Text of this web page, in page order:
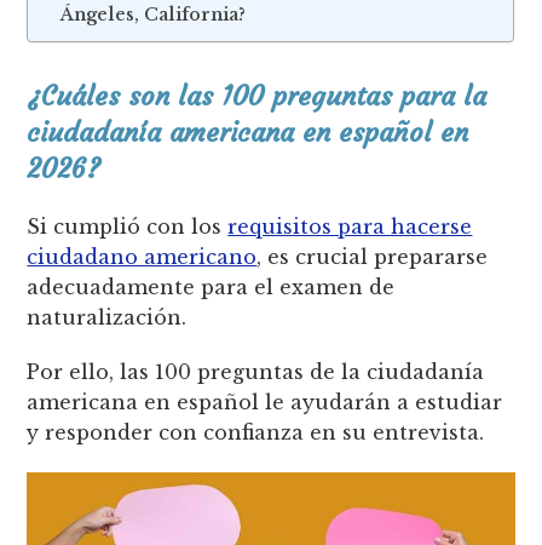
Ángeles, California?
¿Cuáles son las 100 preguntas para la
ciudadanía americana en español en
2026?
Si cumplió con losrequisitos para hacerse
ciudadano americano, es crucial prepararse
adecuadamente para el examen de
naturalización.
Por ello, las 100 preguntas de la ciudadanía
americana en español le ayudarán a estudiar
y responder con confianza en su entrevista.